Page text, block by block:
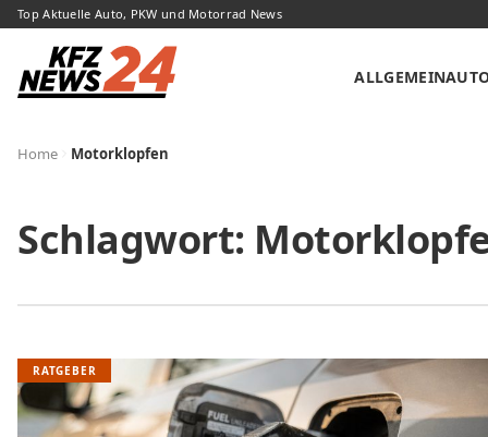
Top Aktuelle Auto, PKW und Motorrad News
ALLGEMEIN
Home Motorklopfen
Schlagwort:
RATGEBER